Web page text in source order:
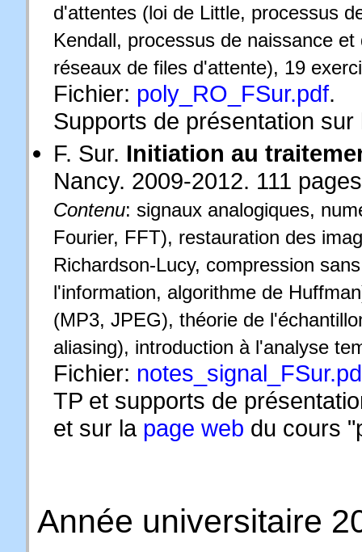
d'attentes (loi de Little, processus
Kendall, processus de naissance
réseaux de files d'attente), 19
Fichier: poly_RO_FSur.pdf.
Supports de présentation
F. Sur. Initiation au
Nancy. 2009-2012. 111
Contenu: signaux analogiques,
Fourier, FFT), restauration des
Richardson-Lucy, compression
l'information, algorithme de
(MP3, JPEG), théorie de
aliasing), introduction à l'analyse
Fichier:
TP et supports de
et sur la page web du cours
Année universitaire